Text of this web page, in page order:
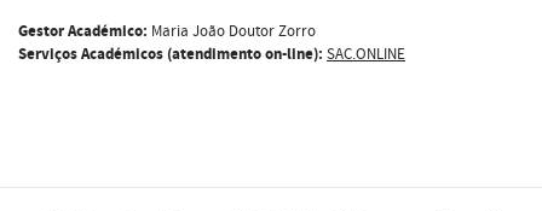
Gestor Académico: Maria João Doutor Zorro
Serviços Académicos (atendimento on-line): SAC.ONLINE